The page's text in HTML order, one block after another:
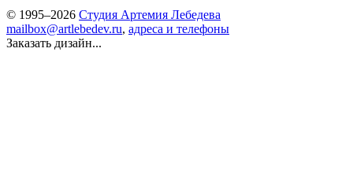
© 1995–2026 Студия Артемия Лебедева
mailbox@artlebedev.ru, адреса и телефоны
Заказать дизайн...